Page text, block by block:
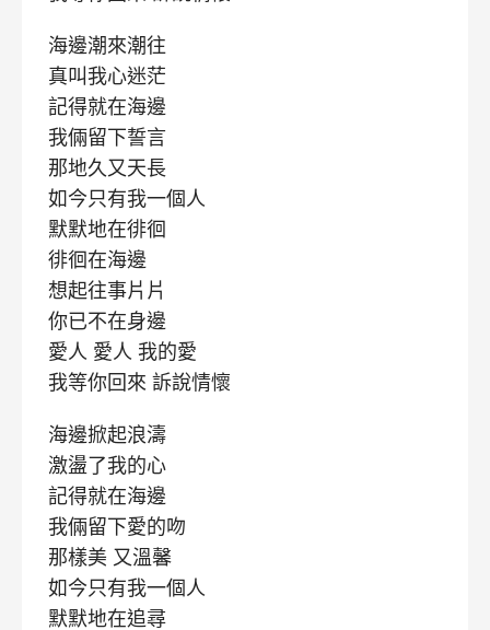
海邊潮來潮往
真叫我心迷茫
記得就在海邊
我倆留下誓言
那地久又天長
如今只有我一個人
默默地在徘徊
徘徊在海邊
想起往事片片
你已不在身邊
愛人 愛人 我的愛
我等你回來 訴說情懷
海邊掀起浪濤
激盪了我的心
記得就在海邊
我倆留下愛的吻
那樣美 又溫馨
如今只有我一個人
默默地在追尋